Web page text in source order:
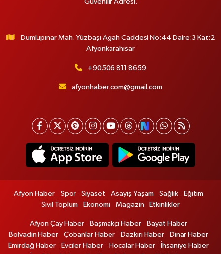
Güvenilir Adresi.
Dumlupınar Mah. Yüzbaşı Agah Caddesi No:44 Daire:3 Kat:2
Afyonkarahisar
+90506 811 8659
afyonhaber.com@gmail.com
Afyon Haber Spor Siyaset Asayiş Yaşam Sağlık
Eğitim
Sivil Toplum
Ekonomi Magazin Etkinlikler
Afyon Çay Haber Başmakçı Haber
Bayat Haber
Bolvadin Haber
Çobanlar Haber Dazkırı Haber
Dinar Haber
Emirdağ Haber
Evciler Haber Hocalar Haber
İhsaniye Haber